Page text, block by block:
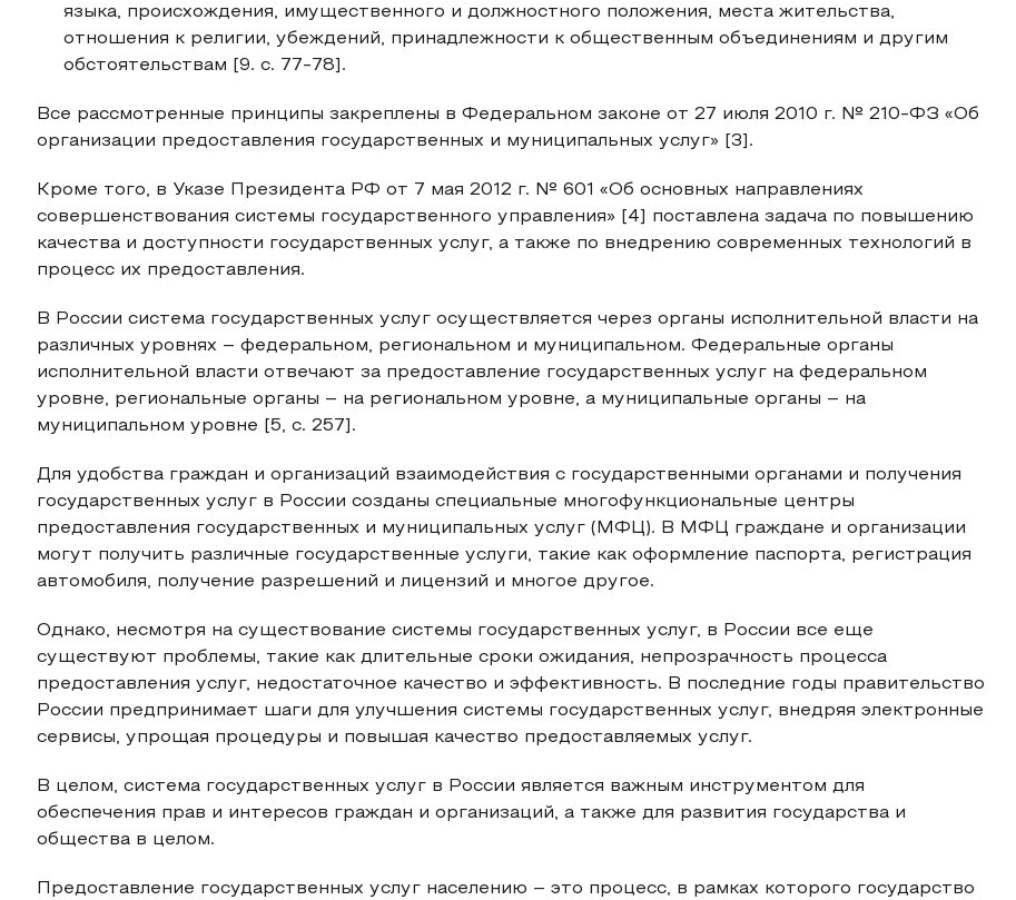
языка, происхождения, имущественного и должностного положения, места жительства,
отношения к религии, убеждений, принадлежности к общественным объединениям и другим
обстоятельствам [9. с. 77-78].
Все рассмотренные принципы закреплены в Федеральном законе от 27 июля 2010 г. № 210-ФЗ «Об
организации предоставления государственных и муниципальных услуг» [3].
Кроме того, в Указе Президента РФ от 7 мая 2012 г. № 601 «Об основных направлениях
совершенствования системы государственного управления» [4] поставлена задача по повышению
качества и доступности государственных услуг, а также по внедрению современных технологий в
процесс их предоставления.
В России система государственных услуг осуществляется через органы исполнительной власти на
различных уровнях – федеральном, региональном и муниципальном. Федеральные органы
исполнительной власти отвечают за предоставление государственных услуг на федеральном
уровне, региональные органы – на региональном уровне, а муниципальные органы – на
муниципальном уровне [5, с. 257].
Для удобства граждан и организаций взаимодействия с государственными органами и получения
государственных услуг в России созданы специальные многофункциональные центры
предоставления государственных и муниципальных услуг (МФЦ). В МФЦ граждане и организации
могут получить различные государственные услуги, такие как оформление паспорта, регистрация
автомобиля, получение разрешений и лицензий и многое другое.
Однако, несмотря на существование системы государственных услуг, в России все еще
существуют проблемы, такие как длительные сроки ожидания, непрозрачность процесса
предоставления услуг, недостаточное качество и эффективность. В последние годы правительство
России предпринимает шаги для улучшения системы государственных услуг, внедряя электронные
сервисы, упрощая процедуры и повышая качество предоставляемых услуг.
В целом, система государственных услуг в России является важным инструментом для
обеспечения прав и интересов граждан и организаций, а также для развития государства и
общества в целом.
Предоставление государственных услуг населению – это процесс, в рамках которого государство